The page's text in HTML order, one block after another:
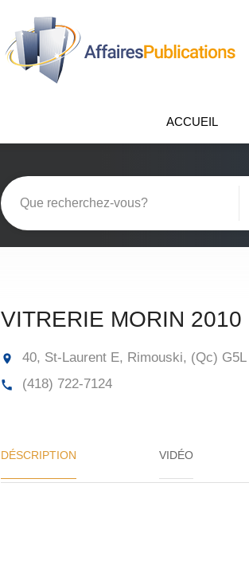
ACCUEIL
VITRERIE MORIN 2010
40, St-Laurent E, Rimouski, (Qc)
(418) 722-7124
DÉSCRIPTION VIDÉO